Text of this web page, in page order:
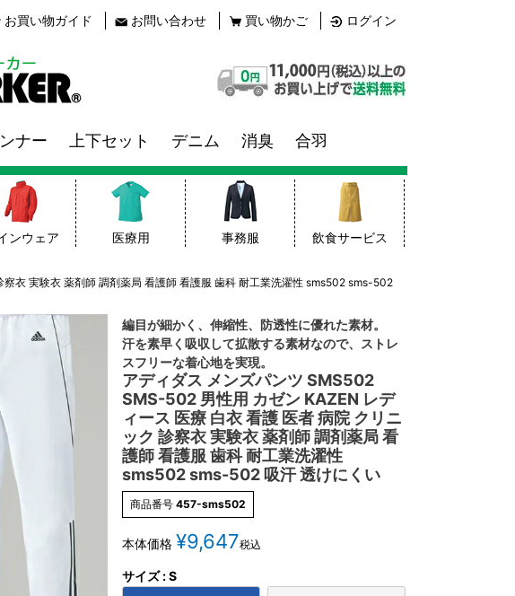
お買い物ガイド お問い合わせ 買い物かご ログイン
ナー 上下セット デニム 消臭 合羽
ンウェア 医療用 事務服 飲食サービス
衣 実験衣 薬剤師 調剤薬局 看護師 看護服 歯科 耐工業洗濯性 sms502 sms-502
編目が細かく、伸縮性、防透性に優れた素材。
汗を素早く吸収して拡散する素材なので、ストレ
スフリーな着心地を実現。
アディダス メンズパンツ SMS502
SMS-502 男性用 カゼン KAZEN レデ
ィース 医療 白衣 看護 医者 病院 クリニ
ック 診察衣 実験衣 薬剤師 調剤薬局 看
護師 看護服 歯科 耐工業洗濯性
sms502 sms-502 吸汗 透けにくい
商品番号 457-sms502
本体価格 ¥9,647税込
サイズ S